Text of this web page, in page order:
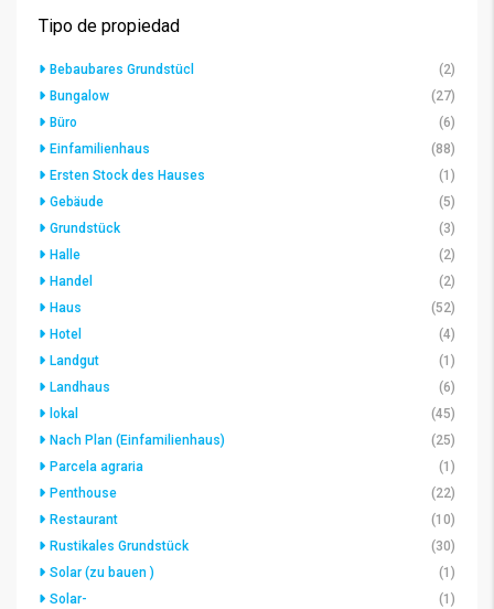
Tipo de propiedad
Bebaubares Grundstücl
(2)
Bungalow
(27)
Büro
(6)
Einfamilienhaus
(88)
Ersten Stock des Hauses
(1)
Gebäude
(5)
Grundstück
(3)
Halle
(2)
Handel
(2)
Haus
(52)
Hotel
(4)
Landgut
(1)
Landhaus
(6)
lokal
(45)
Nach Plan (Einfamilienhaus)
(25)
Parcela agraria
(1)
Penthouse
(22)
Restaurant
(10)
Rustikales Grundstück
(30)
Solar (zu bauen )
(1)
Solar-
(1)